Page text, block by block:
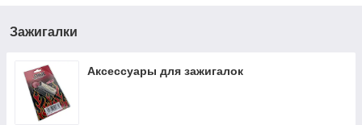
Зажигалки
Аксессуары для зажигалок